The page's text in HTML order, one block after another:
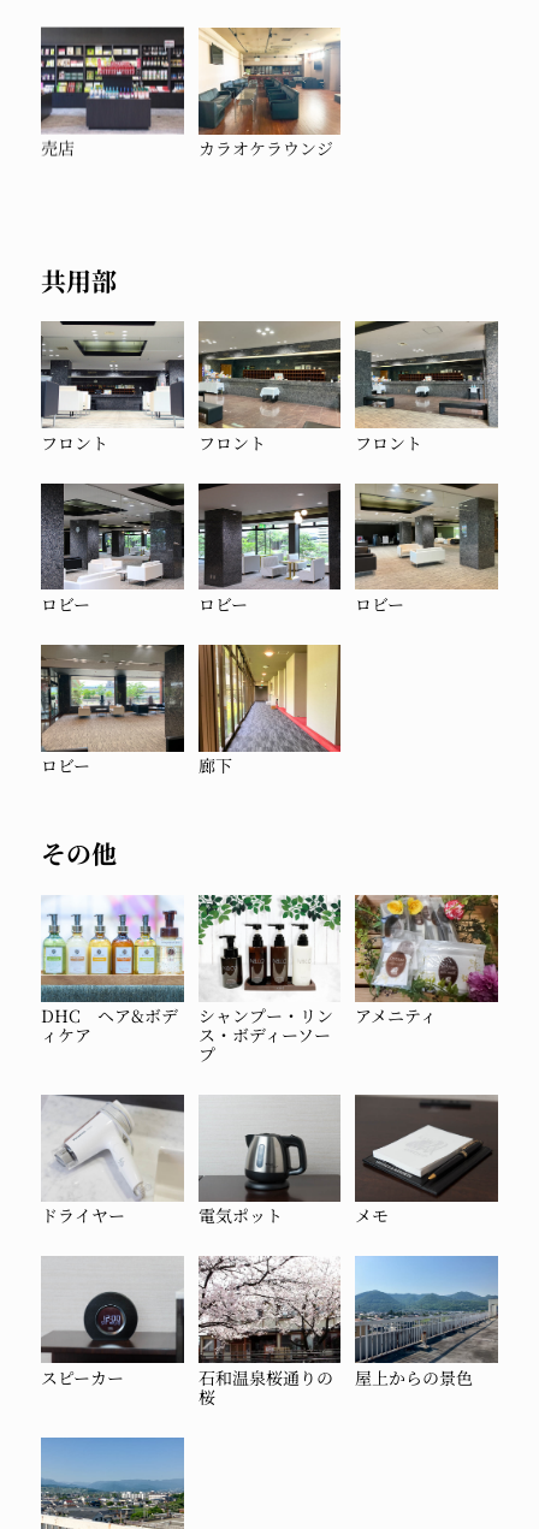
売店 カラオケラウンジ
共用部
フロント フロント フロント
ロビー ロビー ロビー
ロビー 廊下
その他
DHC ヘア&ボデ
ィケア
シャンプー・リン
ス・ボディーソー
プ
アメニティ
ドライヤー 電気ポット メモ
スピーカー
石和温泉桜通りの
桜
屋上からの景色